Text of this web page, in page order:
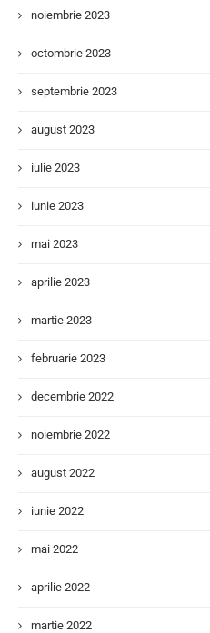
noiembrie 2023
octombrie 2023
septembrie 2023
august 2023
iulie 2023
iunie 2023
mai 2023
aprilie 2023
martie 2023
februarie 2023
decembrie 2022
noiembrie 2022
august 2022
iunie 2022
mai 2022
aprilie 2022
martie 2022